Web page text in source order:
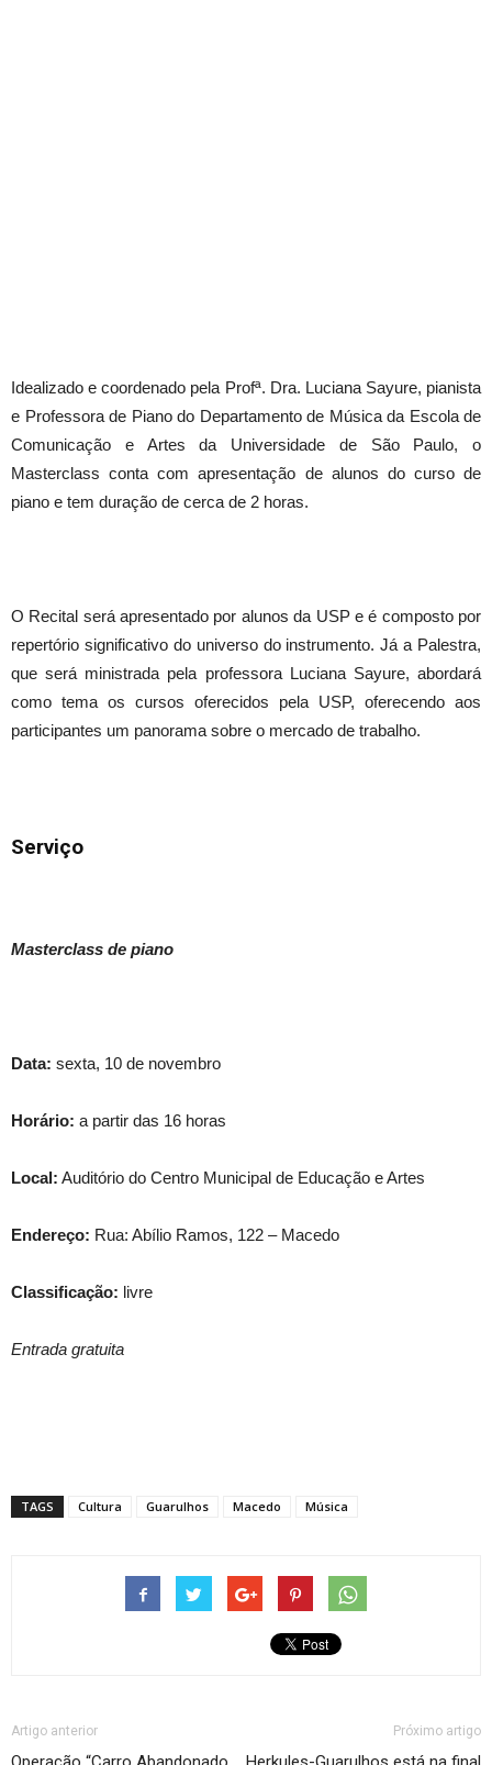
Idealizado e coordenado pela Profª. Dra. Luciana Sayure, pianista
e Professora de Piano do Departamento de Música da Escola de
Comunicação e Artes da Universidade de São Paulo, o
Masterclass conta com apresentação de alunos do curso de
piano e tem duração de cerca de 2 horas.
O Recital será apresentado por alunos da USP e é composto por
repertório significativo do universo do instrumento. Já a Palestra,
que será ministrada pela professora Luciana Sayure, abordará
como tema os cursos oferecidos pela USP, oferecendo aos
participantes um panorama sobre o mercado de trabalho.
Serviço
Masterclass de piano
Data: sexta, 10 de novembro
Horário: a partir das 16 horas
Local: Auditório do Centro Municipal de Educação e Artes
Endereço: Rua: Abílio Ramos, 122 – Macedo
Classificação: livre
Entrada gratuita
TAGS Cultura Guarulhos Macedo Música
Artigo anterior Próximo artigo